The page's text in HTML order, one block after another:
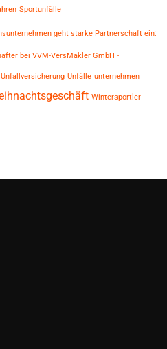
Sportunfälle
geht starke Partnerschaft ein:
bei VVM-VersMakler GmbH -
Unfallversicherung Unfälle unternehmen
Wintersportler